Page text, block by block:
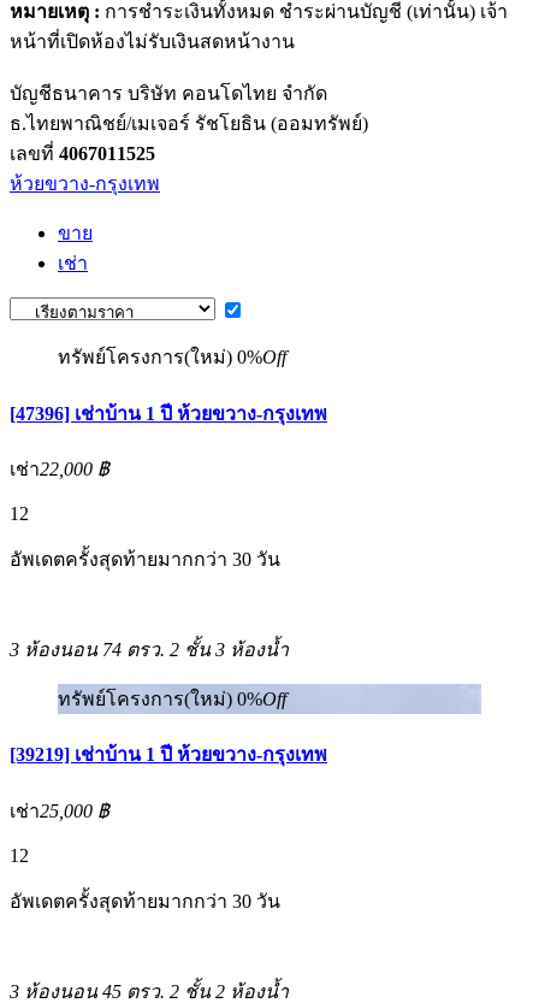
หมายเหตุ : การชำระเงินทั้งหมด ชำระผ่านบัญชี (เท่านั้น) เจ้า
หน้าที่เปิดห้องไม่รับเงินสดหน้างาน
บัญชีธนาคาร บริษัท คอนโดไทย จำกัด
ธ.ไทยพาณิชย์/เมเจอร์ รัชโยธิน (ออมทรัพย์)
เลขที่ 4067011525
ห้วยขวาง-กรุงเทพ
ขาย
เช่า
ทรัพย์โครงการ(ใหม่) 0%Off
[47396] เช่าบ้าน 1 ปี ห้วยขวาง-กรุงเทพ
เช่า22,000 ฿
12
อัพเดตครั้งสุดท้ายมากกว่า 30 วัน
3 ห้องนอน 74 ตรว. 2 ชั้น 3 ห้องน้ำ
ทรัพย์โครงการ(ใหม่) 0%Off
[39219] เช่าบ้าน 1 ปี ห้วยขวาง-กรุงเทพ
เช่า25,000 ฿
12
อัพเดตครั้งสุดท้ายมากกว่า 30 วัน
3 ห้องนอน 45 ตรว. 2 ชั้น 2 ห้องน้ำ